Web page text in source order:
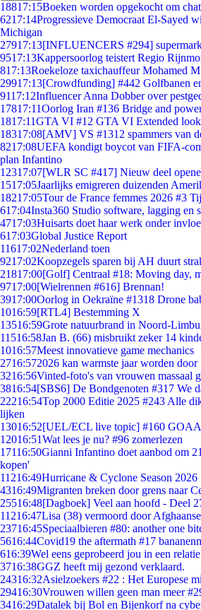
18817:15Boeken worden opgekocht om
6217:14Progressieve Democraat El-Sayed
Michigan
27917:13[INFLUENCERS #294]
9517:13Kappersoorlog teistert Regio
817:13Roekeloze taxichauffeur Mohamed
29917:13[Crowdfunding] #442 Golfbanen
9117:12Influencer Anna Dobber over
17817:11Oorlog Iran #136 Bridge and
1817:11GTA VI #12 GTA VI Extended
18317:08[AMV] VS #1312 spammers van
8217:08UEFA kondigt boycot van FIFA-
plan Infantino
12317:07[WLR SC #417] Nieuw deel
1517:05Jaarlijks emigreren duizenden
18217:05Tour de France femmes 2026 #3
617:04Insta360 Studio software, lagging en
4717:03Huisarts doet haar werk onder
617:03Global Justice Report
11617:02Nederland toen
9217:02Koopzegels sparen bij AH duurt
21817:00[Golf] Centraal #18: Moving day,
9717:00[Wielrennen #616] Brennan!
3917:00Oorlog in Oekraïne #1318 Drone
1016:59[RTL4] Bestemming X
13516:59Grote natuurbrand in Noord-
11516:58Jan B. (66) misbruikt zeker 14
1016:57Meest innovatieve game mechanics
2716:572026 kan warmste jaar worden
3216:56Vinted-foto's van vrouwen massaal
3816:54[SBS6] De Bondgenoten #317 We
22216:54Top 2000 Editie 2025 #243 Alle
lijken
13016:52[UEL/ECL live topic] #160
12016:51Wat lees je nu? #96 zomerlezen
17116:50Gianni Infantino doet aanbod om
kopen'
11216:49Hurricane & Cyclone Season 2026
4316:49Migranten breken door grens naar
25516:48[Dagboek] Veel aan hoofd - Deel
11216:47Lisa (38) vermoord door
23716:45Speciaalbieren #80: another one
5616:44Covid19 the aftermath #17
616:39Wel eens geprobeerd jou in een
3716:38GGZ heeft mij gezond verklaard.
24316:32Asielzoekers #22 : Het Europese
29416:30Vrouwen willen geen man meer
3416:29Datalek bij Bol en Bijenkorf na